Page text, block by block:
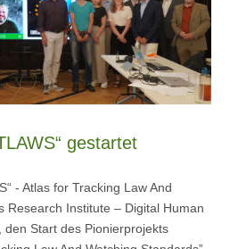
gestartet
- Atlas for Tracking Law And
Research Institute – Digital Human
den Start des Pionierprojekts